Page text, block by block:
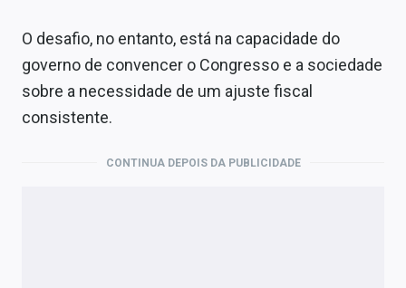
O desafio, no entanto, está na capacidade do
governo de convencer o Congresso e a sociedade
sobre a necessidade de um ajuste fiscal
consistente.
CONTINUA DEPOIS DA PUBLICIDADE